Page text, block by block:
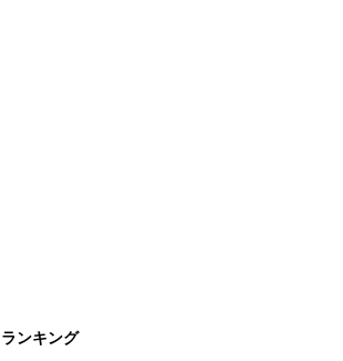
ランキング